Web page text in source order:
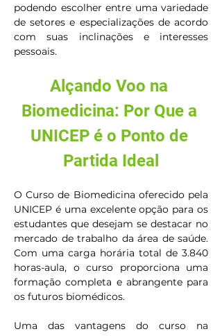
podendo escolher entre uma variedade
de setores e especializações de acordo
com suas inclinações e interesses
pessoais.
Alçando Voo na
Biomedicina: Por Que a
UNICEP é o Ponto de
Partida Ideal
O Curso de Biomedicina oferecido pela
UNICEP é uma excelente opção para os
estudantes que desejam se destacar no
mercado de trabalho da área de saúde.
Com uma carga horária total de 3.840
horas-aula, o curso proporciona uma
formação completa e abrangente para
os futuros biomédicos.
Uma das vantagens do curso na